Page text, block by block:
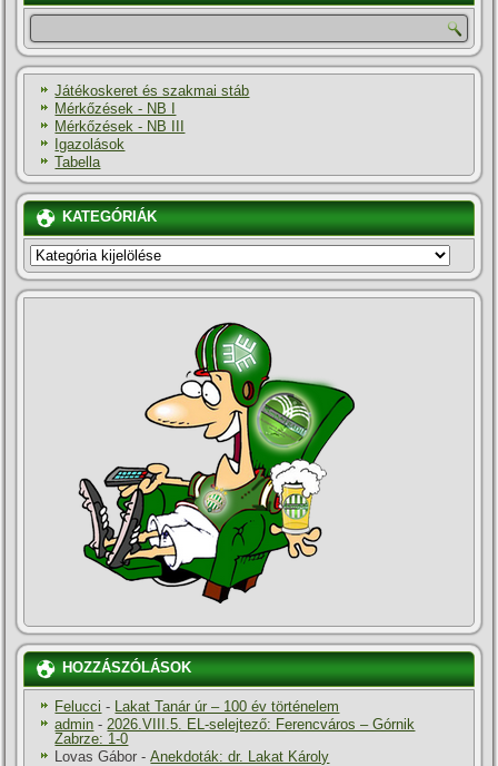
Játékoskeret és szakmai stáb
Mérkőzések - NB I
Mérkőzések - NB III
Igazolások
Tabella
KATEGÓRIÁK
KATEGÓRIÁK
HOZZÁSZÓLÁSOK
Felucci - Lakat Tanár úr – 100 év történelem
admin -2026.VIII.5. EL-selejtező: Ferencváros – Górnik
Zabrze: 1-0
Lovas Gábor -Anekdoták: dr. Lakat Károly